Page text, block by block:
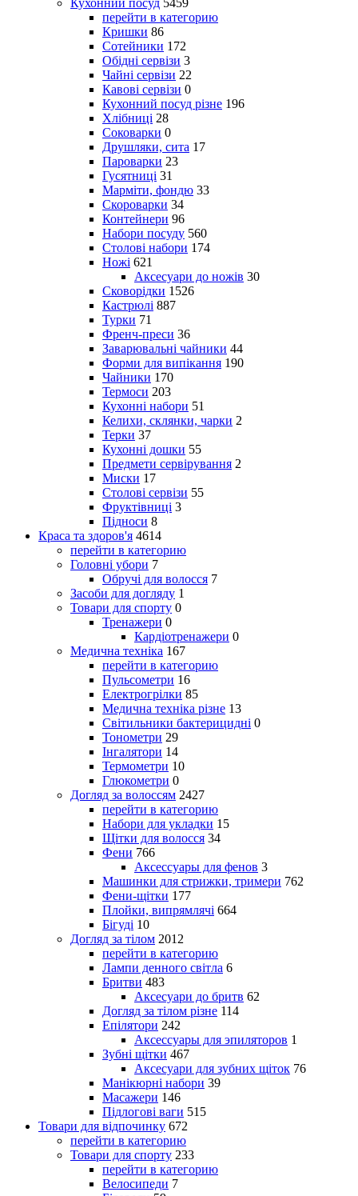
Кухонний посуд 5459
перейти в категорию
Кришки 86
Сотейники 172
Обідні сервізи 3
Чайні сервізи 22
Кавові сервізи 0
Кухонний посуд різне 196
Хлібниці 28
Соковарки 0
Друшляки, сита 17
Пароварки 23
Гусятниці 31
Марміти, фондю 33
Скороварки 34
Контейнери 96
Набори посуду 560
Столові набори 174
Ножі 621
Аксесуари до ножів 30
Сковорідки 1526
Кастрюлі 887
Турки 71
Френч-преси 36
Заварювальні чайники 44
Форми для випікання 190
Чайники 170
Термоси 203
Кухонні набори 51
Келихи, склянки, чарки 2
Терки 37
Кухонні дошки 55
Предмети сервірування 2
Миски 17
Столові сервізи 55
Фруктівниці 3
Підноси 8
Краса та здоров'я 4614
перейти в категорию
Головні убори 7
Обручі для волосся 7
Засоби для догляду 1
Товари для спорту 0
Тренажери 0
Кардіотренажери 0
Медична техніка 167
перейти в категорию
Пульсометри 16
Електрогрілки 85
Медична техніка різне 13
Світильники бактерицидні 0
Тонометри 29
Інгалятори 14
Термометри 10
Глюкометри 0
Догляд за волоссям 2427
перейти в категорию
Набори для укладки 15
Щітки для волосся 34
Фени 766
Аксессуары для фенов 3
Машинки для стрижки, тримери 762
Фени-щітки 177
Плойки, випрямлячі 664
Бігуді 10
Догляд за тілом 2012
перейти в категорию
Лампи денного світла 6
Бритви 483
Аксесуари до бритв 62
Догляд за тілом різне 114
Епілятори 242
Аксессуары для эпиляторов 1
Зубні щітки 467
Аксесуари для зубних щіток 76
Манікюрні набори 39
Масажери 146
Підлогові ваги 515
Товари для відпочинку 672
перейти в категорию
Товари для спорту 233
перейти в категорию
Велосипеди 7